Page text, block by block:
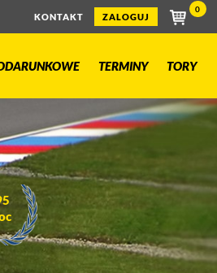
KONTAKT ZALOGUJ
0
TERMINY TORY